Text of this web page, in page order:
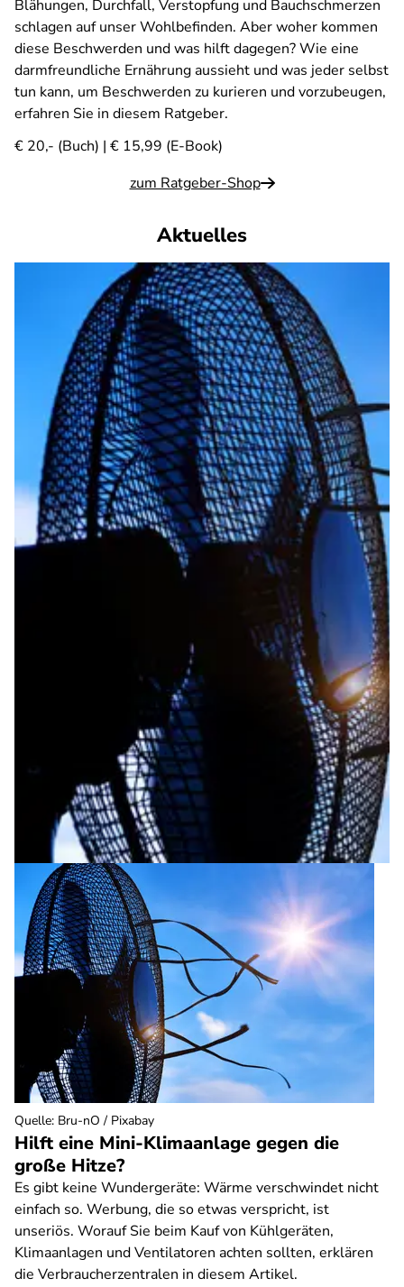
Blähungen, Durchfall, Verstopfung und Bauchschmerzen
schlagen auf unser Wohlbefinden. Aber woher kommen
diese Beschwerden und was hilft dagegen? Wie eine
darmfreundliche Ernährung aussieht und was jeder selbst
tun kann, um Beschwerden zu kurieren und vorzubeugen,
erfahren Sie in diesem Ratgeber.
€ 20,- (Buch) | € 15,99 (E-Book)
zum Ratgeber-Shop
Aktuelles
Hilft eine Mini-Klimaanlage gegen die
große Hitze?
Es gibt keine Wundergeräte: Wärme verschwindet nicht
einfach so. Werbung, die so etwas verspricht, ist
unseriös. Worauf Sie beim Kauf von Kühlgeräten,
Klimaanlagen und Ventilatoren achten sollten, erklären
die Verbraucherzentralen in diesem Artikel.
Quelle: Bru-nO / Pixabay